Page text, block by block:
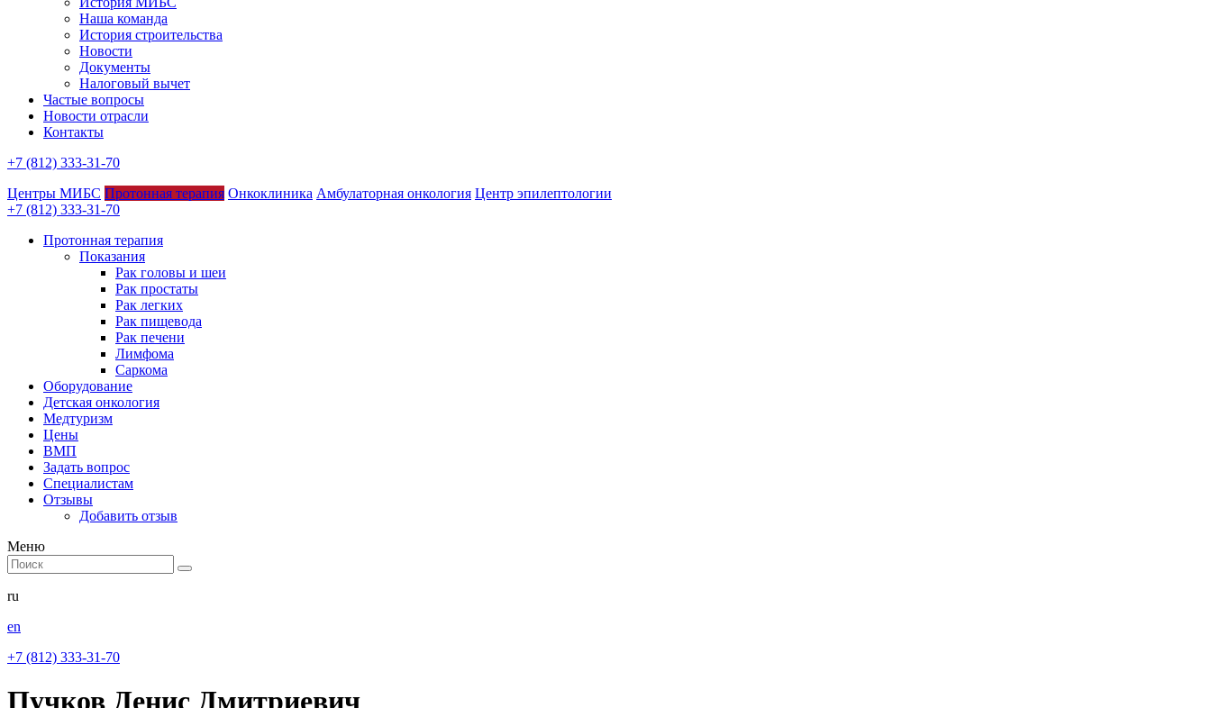
Наша команда
История строительства
Новости
Документы
Налоговый вычет
Частые вопросы
Новости отрасли
Контакты
+7 (812) 333-31-70
Центры МИБС Протонная терапия Онкоклиника Амбулаторная онкология Центр эпилептологии
+7 (812) 333-31-70
Протонная терапия
Показания
Рак головы и шеи
Рак простаты
Рак легких
Рак пищевода
Рак печени
Лимфома
Саркома
Оборудование
Детская онкология
Медтуризм
Цены
ВМП
Задать вопрос
Специалистам
Отзывы
Добавить отзыв
Меню
ru
en
+7 (812) 333-31-70
Пучков Денис Дмитриевич